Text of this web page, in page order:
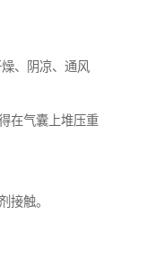
、阴凉、通风
在气囊上堆压重
接触。